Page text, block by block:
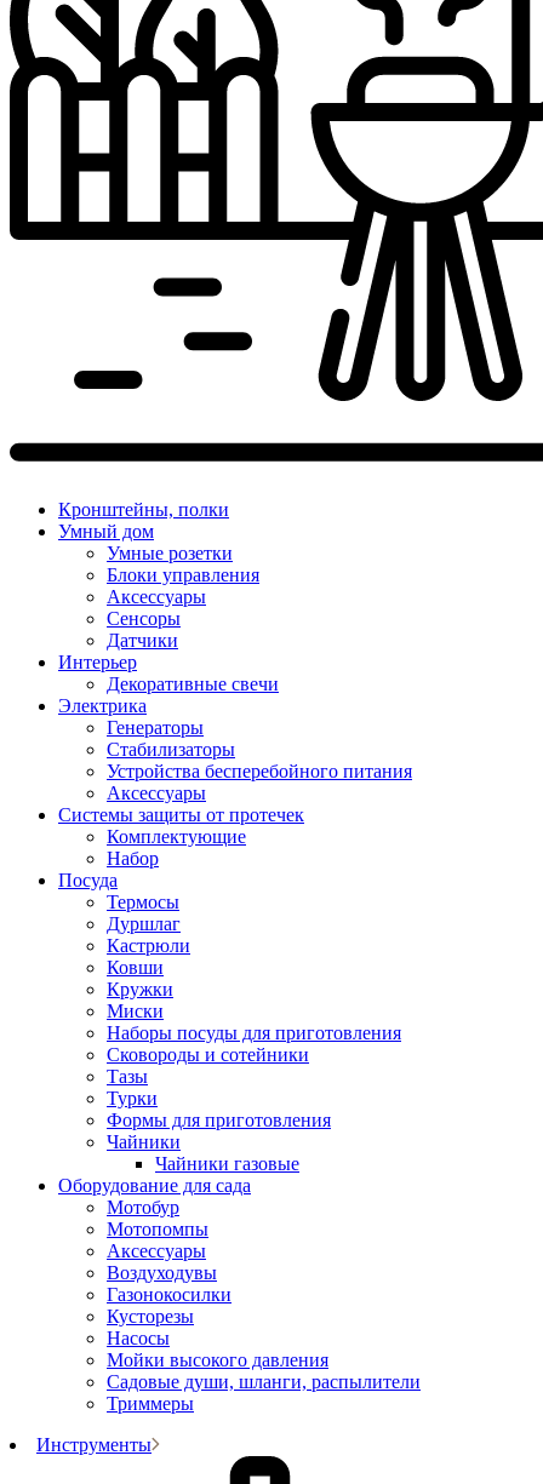
Кронштейны, полки
Умный дом
Умные розетки
Блоки управления
Аксессуары
Сенсоры
Датчики
Интерьер
Декоративные свечи
Электрика
Генераторы
Стабилизаторы
Устройства бесперебойного питания
Аксессуары
Системы защиты от протечек
Комплектующие
Набор
Посуда
Термосы
Дуршлаг
Кастрюли
Ковши
Кружки
Миски
Наборы посуды для приготовления
Сковороды и сотейники
Тазы
Турки
Формы для приготовления
Чайники
Чайники газовые
Оборудование для сада
Мотобур
Мотопомпы
Аксессуары
Воздуходувы
Газонокосилки
Кусторезы
Насосы
Мойки высокого давления
Садовые души, шланги, распылители
Триммеры
Инструменты